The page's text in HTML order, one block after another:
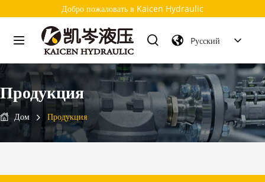
Добро пожаловать в Kaicen Hydraulic
Pусский
Продукция
Дом Продукция